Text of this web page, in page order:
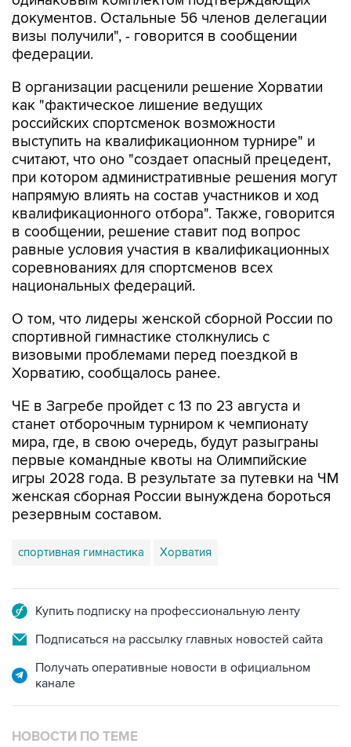
федерации.
В организации расценили решение Хорватии
российских спортсменок возможности
выступить на квалификационном турнире" и
считают, что оно "создает опасный прецедент,
при котором административные решения могут
напрямую влиять на состав участников и ход
квалификационного отбора". Также, говорится
в сообщении, решение ставит под вопрос
равные условия участия в квалификационных
соревнованиях для спортсменов всех
национальных федераций.
О том, что лидеры женской сборной России по
визовыми проблемами перед поездкой в
Хорватию, сообщалось ранее.
ЧЕ в Загребе пройдет с 13 по 23 августа и
мира, где, в свою очередь, будут разыграны
первые командные квоты на Олимпийские
игры 2028 года. В результате за путевки на ЧМ
женская сборная России вынуждена бороться
резервным составом.
спортивная гимнастика Хорватия
Подписаться на рассылку главных новостей сайта
Получать оперативные новости в официальном
канале
НОВОСТИ ПО ТЕМЕ
7 августа 15:22